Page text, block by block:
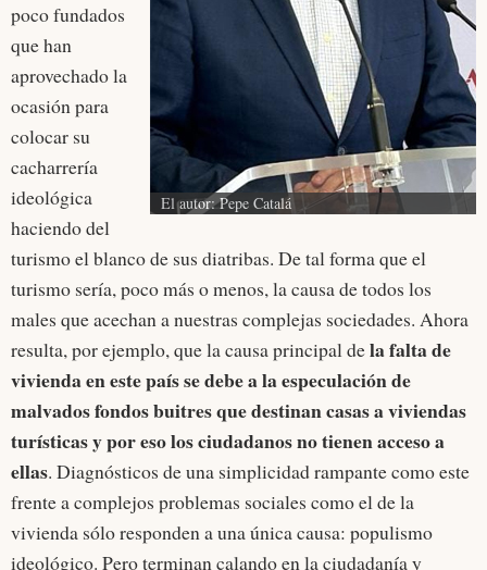
El autor: Pepe Catalá
poco fundados
que han
aprovechado la
ocasión para
colocar su
cacharrería
ideológica
haciendo del
turismo el blanco de sus diatribas. De tal forma que el
turismo sería, poco más o menos, la causa de todos los
males que acechan a nuestras complejas sociedades. Ahora
resulta, por ejemplo, que la causa principal dela falta de
vivienda en este país se debe a la especulación de
malvados fondos buitres que destinan casas a viviendas
turísticas y por eso los ciudadanos no tienen acceso a
ellas. Diagnósticos de una simplicidad rampante como este
frente a complejos problemas sociales como el de la
vivienda sólo responden a una única causa: populismo
ideológico. Pero terminan calando en la ciudadanía y